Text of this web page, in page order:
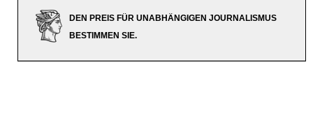
DEN PREIS FÜR UNABHÄNGIGEN JOURNALISMUS
BESTIMMEN SIE.